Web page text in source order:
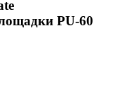
PU-60